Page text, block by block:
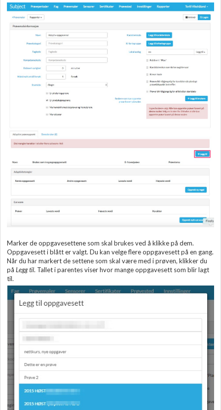
Marker de oppgavesettene som skal brukes ved å klikke på dem.
Oppgavesett i blått er valgt. Du kan velge flere oppgavesett på en gang.
Når du har markert de settene som skal være med i prøven, klikker du
på Legg til. Tallet i parentes viser hvor mange oppgavesett som blir lagt
til.